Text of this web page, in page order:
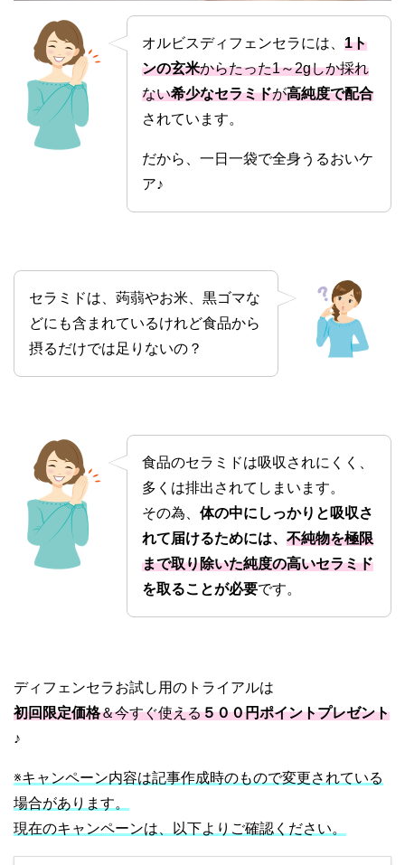
オルビスディフェンセラには、1ト
ンの玄米からたった1～2gしか採れ
ない希少なセラミドが高純度で配合
されています。
だから、一日一袋で全身うるおいケ
ア♪
セラミドは、蒟蒻やお米、黒ゴマな
どにも含まれているけれど食品から
摂るだけでは足りないの？
食品のセラミドは吸収されにくく、
多くは排出されてしまいます。
その為、体の中にしっかりと吸収さ
れて届けるためには、不純物を極限
まで取り除いた純度の高いセラミド
を取ることが必要です。
ディフェンセラお試し用のトライアルは
初回限定価格＆今すぐ使える５００円ポイントプレゼント
♪
※キャンペーン内容は記事作成時のもので変更されている
場合があります。
現在のキャンペーンは、以下よりご確認ください。